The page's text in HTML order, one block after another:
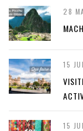
28
15
15